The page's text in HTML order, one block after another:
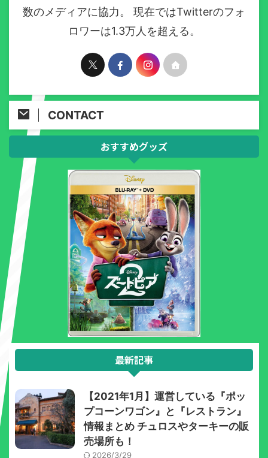
数のメディアに協力。 現在ではTwitterのフォ
ロワーは1.3万人を超える。
CONTACT
おすすめグッズ
最新記事
【2021年1月】運営している『ポッ
プコーンワゴン』と『レストラン』
情報まとめ チュロスやターキーの販
売場所も！
2026/3/29